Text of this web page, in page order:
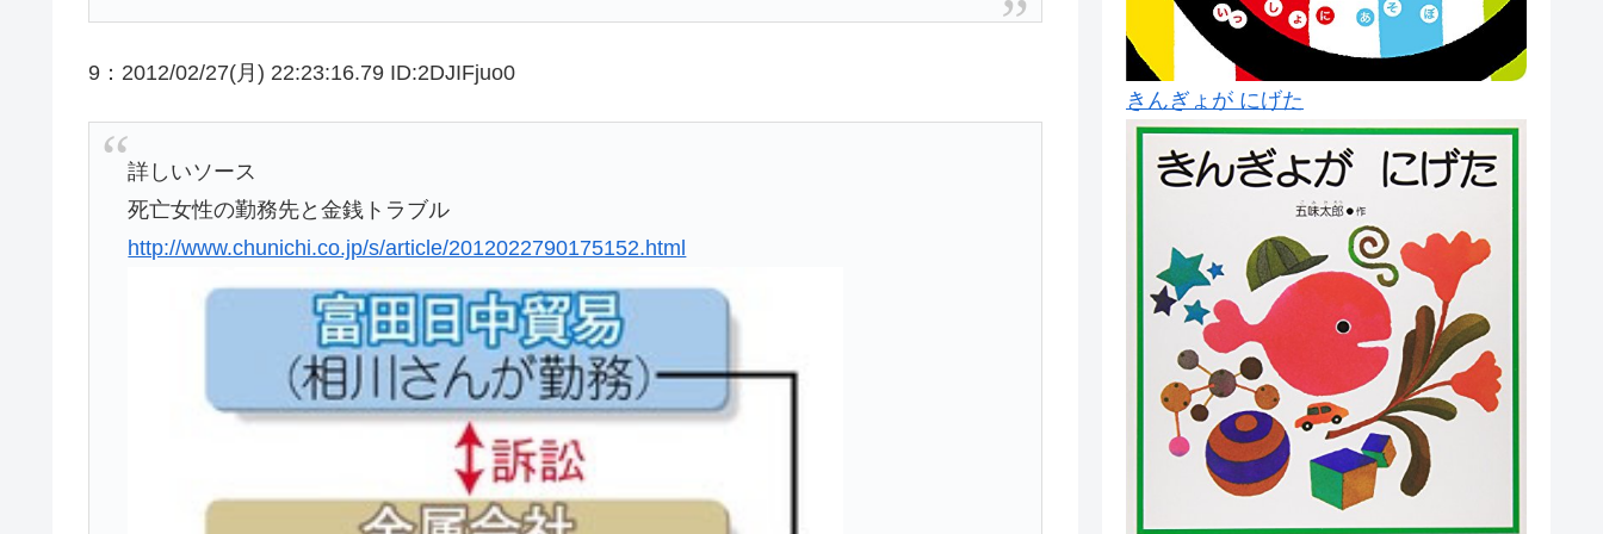
9：2012/02/27(月) 22:23:16.79 ID:2DJIFjuo0
詳しいソース
死亡女性の勤務先と金銭トラブル
http://www.chunichi.co.jp/s/article/2012022790175152.html
きんぎょが にげた